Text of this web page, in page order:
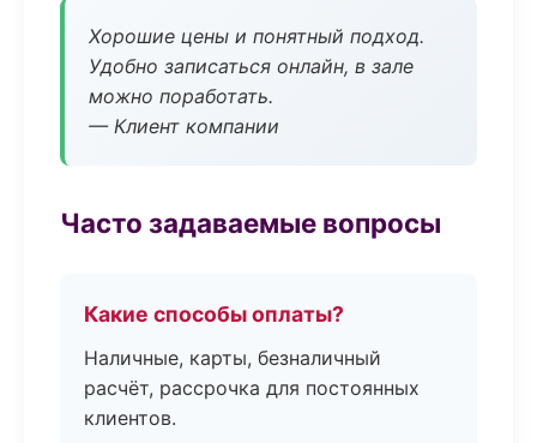
Хорошие цены и понятный подход.
Удобно записаться онлайн, в зале
можно поработать.
— Клиент компании
Часто задаваемые вопросы
Какие способы оплаты?
Наличные, карты, безналичный
расчёт, рассрочка для постоянных
клиентов.